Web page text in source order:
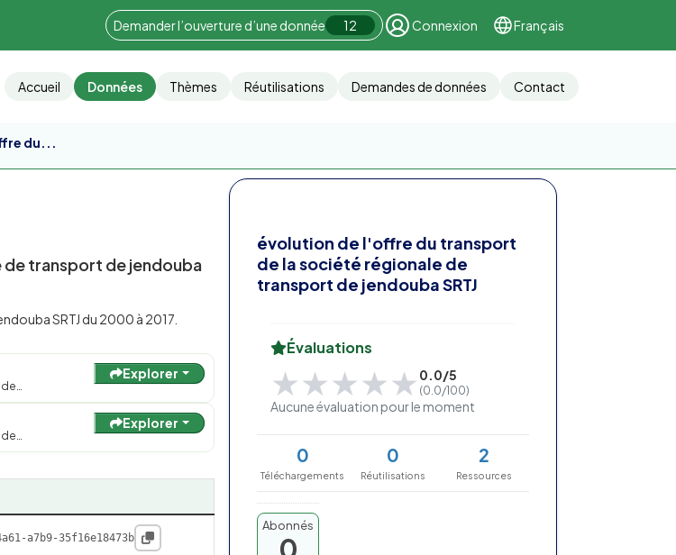
Demander l’ouverture d’une donnée 12 Connexion Français
Accueil Données Thèmes Réutilisations Demandes de données Contact
du...
transport de jendouba
SRTJ du 2000 à 2017.
Explorer
Explorer
a7b9-35f16e18473b
évolution de l'offre du transport
de la société régionale de
transport de jendouba SRTJ
Évaluations
★★★★★
★★★★★ 0.0/5
(0.0/100)
Aucune évaluation pour le moment
0
Téléchargements
0
Réutilisations
2
Ressources
Abonnés